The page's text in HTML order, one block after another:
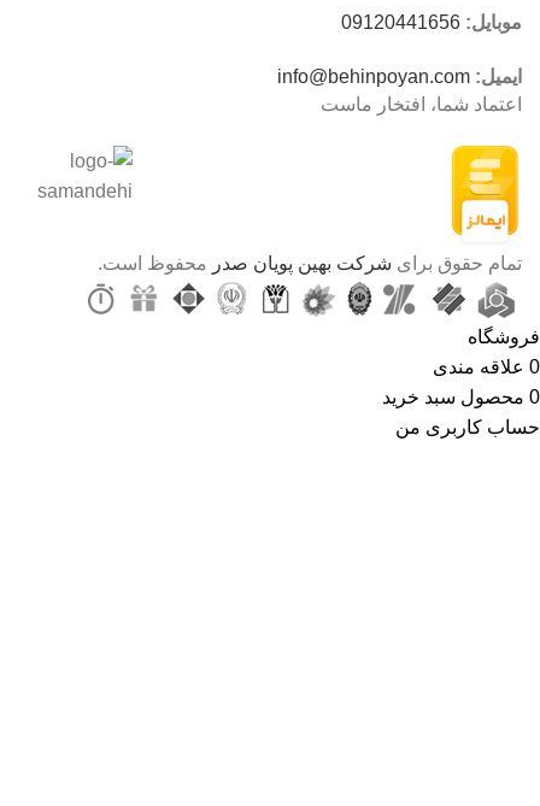
موبایل: 09120441656
ایمیل: info@behinpoyan.com
اعتماد شما، افتخار ماست
تمام حقوق برای شرکت بهین پویان صدر محفوظ است.
فروشگاه
0 علاقه مندی
0 محصول سبد خرید
حساب کاربری من